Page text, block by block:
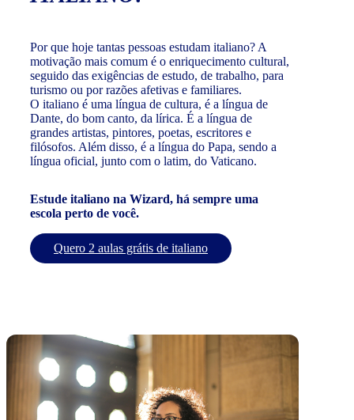
Por que hoje tantas pessoas estudam italiano? A
motivação mais comum é o enriquecimento cultural,
seguido das exigências de estudo, de trabalho, para
turismo ou por razões afetivas e familiares.
O italiano é uma língua de cultura, é a língua de
Dante, do bom canto, da lírica. É a língua de
grandes artistas, pintores, poetas, escritores e
filósofos. Além disso, é a língua do Papa, sendo a
língua oficial, junto com o latim, do Vaticano.
Estude italiano na Wizard, há sempre uma
escola perto de você.
Quero 2 aulas grátis de italiano